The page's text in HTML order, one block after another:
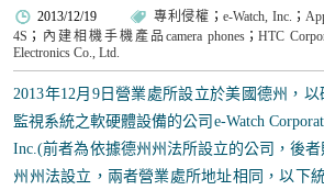
2013/12/19 專利侵權 ； e-Watch, Inc. ；
4S ； 內建相機手機產品camera phones； HTC
Electronics Co., Ltd.
2013年12月9日營業處所設立於美國德州，
監視系統之軟硬體設備的公司e-Watch
Inc.(前者為依據德州州法所設立的公司，後
州州法設立，兩者營業處所地址相同，以下統